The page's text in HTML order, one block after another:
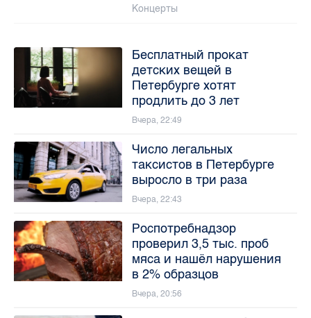
Концерты
Бесплатный прокат
детских вещей в
Петербурге хотят
продлить до 3 лет
Вчера, 22:49
Число легальных
таксистов в Петербурге
выросло в три раза
Вчера, 22:43
Роспотребнадзор
проверил 3,5 тыс. проб
мяса и нашёл нарушения
в 2% образцов
Вчера, 20:56